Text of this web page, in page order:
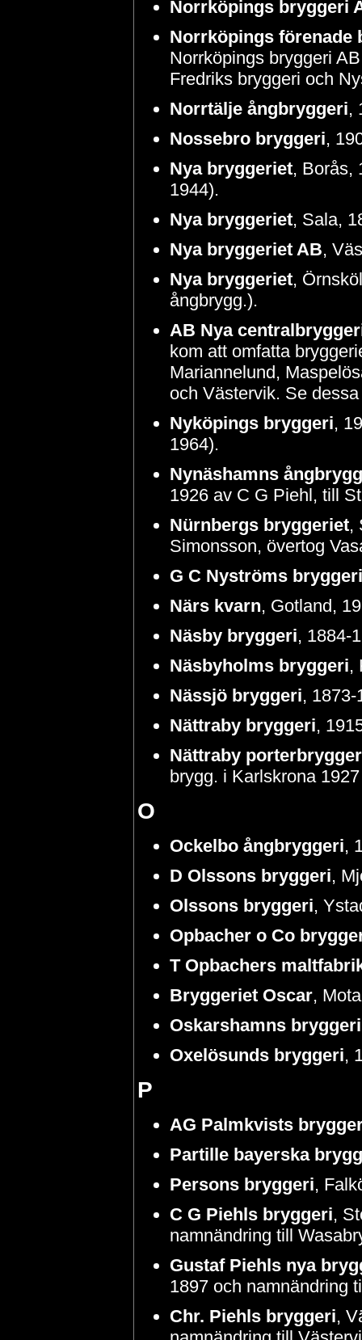
Norrköpings bryggeri
Norrköpings förenade
Norrköpings bryggeri
Fredriks bryggeri och
Norrtälje ångbryggeri,
Nossebro bryggeri,
Nya bryggeriet, Borås,
1944).
Nya bryggeriet, Sala,
Nya bryggeriet AB,
Nya bryggeriet,
ångbrygg.).
AB Nya
kom att omfatta
Mariannelund,
och Västervik. Se
Nyköpings bryggeri,
1964).
Nynäshamns
1926 av C G Piehl, till
Nürnbergs bryggeriet,
Simonsson, övertog
G C Nyströms bryggeri
Närs kvarn, Gotland,
Näsby bryggeri, 1884-
Näsbyholms bryggeri,
Nässjö bryggeri,
Nättraby bryggeri,
Nättraby
brygg. i Karlskrona
O
Ockelbo ångbryggeri,
D Olssons bryggeri,
Olssons bryggeri,
Opbacher o Co
T Opbachers
Bryggeriet Oscar,
Oskarshamns
Oxelösunds bryggeri,
P
AG Palmkvists
Partille bayerska
Persons bryggeri,
C G Piehls bryggeri,
namnändring till
Gustaf Piehls nya
1897 och namnändring
Chr. Piehls bryggeri,